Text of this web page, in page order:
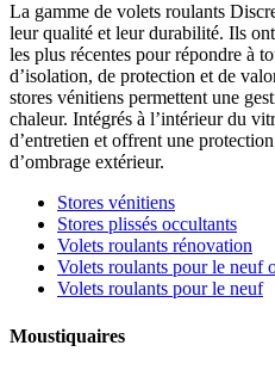
La gamme de volets roulants
leur qualité et leur durabilité. Ils
les plus récentes pour répondre à
d’isolation, de protection et de
stores vénitiens permettent une
chaleur. Intégrés à l’intérieur du
d’entretien et offrent une
d’ombrage extérieur.
Stores vénitiens
Stores plissés occultants
Volets roulants rénovation
Volets roulants pour le neuf
Volets roulants pour le neuf
Moustiquaires